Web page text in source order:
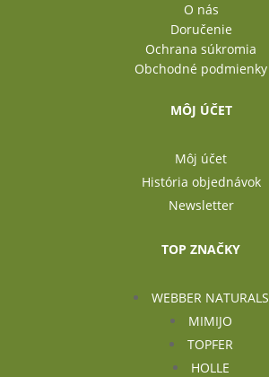
O nás
Doručenie
Ochrana súkromia
Obchodné podmienky
MÔJ ÚČET
Môj účet
História objednávok
Newsletter
TOP ZNAČKY
WEBBER NATURALS
MIMIJO
TOPFER
HOLLE